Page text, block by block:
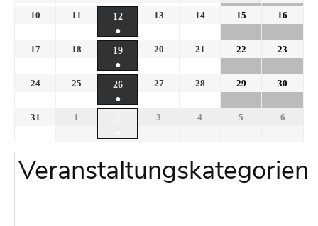
10
11
12
●
13 14 15 16
17 18
19
●
20 21 22 23
24 25
26
●
27 28 29 30
31 1 3 4 5 6
Veranstaltungskategorien